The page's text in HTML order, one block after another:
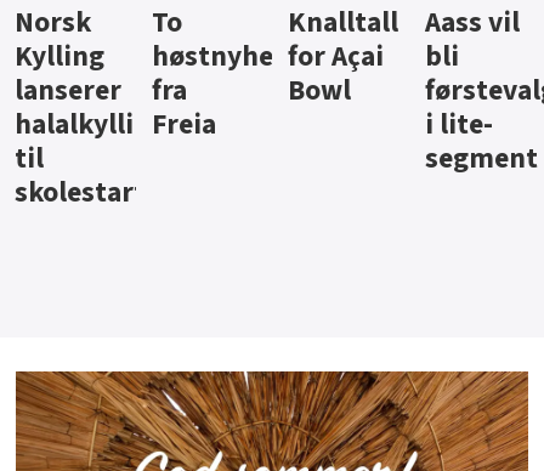
Knalltall
for Açai
Bowl
Aass vil
bli
førstevalg
i lite-
Brus og
jus fra
Berentsen
Hard
iste fra
Hansa